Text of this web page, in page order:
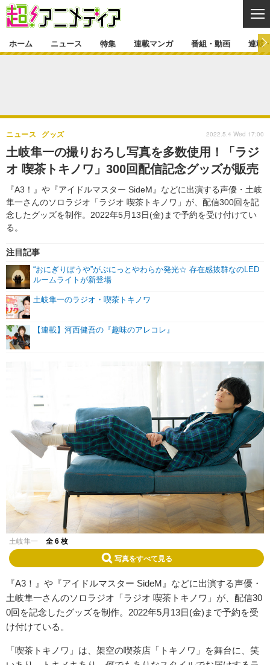
ゲーム・アプリ マンガ
グッズ イベント
声優 コスプレ
舞台 新帝スタ
特集一覧 カバー
ラキりす
連載マンガ
連載マンガ一覧 連載一覧
番組・動画
番組・動画一覧 ラジオ
動画
連載・ブログ
連載・ブログ一覧 コラム
編集部ブログ・お知らせ
ホーム ニュース 特集 連載マンガ 番組・動画 連載
土岐隼一の撮りおろし写真を多数使用！「ラジ
オ 喫茶トキノワ」300回配信記念グッズが販売
『A3！』や『アイドルマスター SideM』などに出演する声優・土岐
隼一さんのソロラジオ「ラジオ 喫茶トキノワ」が、配信300回を記
念したグッズを制作。2022年5月13日(金)まで予約を受け付けてい
る。
ニュース グッズ
注目記事
“おにぎりぼうや”がぷにっとやわらか発光☆ 存在感抜群なのLED
ルームライトが新登場
土岐隼一のラジオ・喫茶トキノワ
【連載】河西健吾の『趣味のアレコレ』
2022.5.4 Wed 17:00
土岐隼一 全 6 枚
写真をすべて見る
『A3！』や『アイドルマスター SideM』などに出演する声優・
土岐隼一さんのソロラジオ「ラジオ 喫茶トキノワ」が、配信30
0回を記念したグッズを制作。2022年5月13日(金)まで予約を受
け付けている。
「喫茶トキノワ」は、架空の喫茶店「トキノワ」を舞台に、笑